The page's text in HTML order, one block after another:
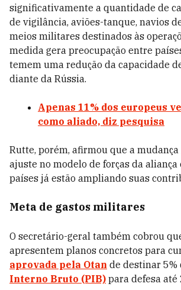
significativamente a quantidade de
de vigilância, aviões-tanque, navios
meios militares destinados às
medida gera preocupação entre
temem uma redução da capacidade
diante da Rússia.
Apenas 11% dos europeus
como aliado, diz pesquisa
Rutte, porém, afirmou que a
ajuste no modelo de forças da aliança
países já estão ampliando suas
Meta de gastos militares
O secretário-geral também cobrou
apresentem planos concretos para
aprovada pela Otan de destinar 5%
Interno Bruto (PIB) para defesa até